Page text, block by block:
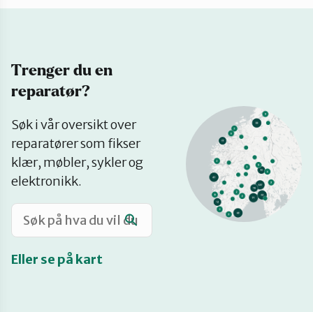
Mitt navn
Møt reparatørene
Om oss
Retten til reparasjon
Trenger du en
reparatør?
Søk i vår oversikt over
reparatører som fikser
klær, møbler, sykler og
elektronikk.
Eller se på kart
på
kart